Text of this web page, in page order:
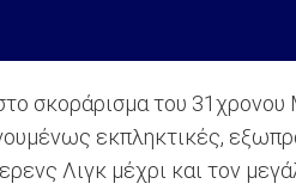
σκοράρισμα του
εκπληκτικές,
Λιγκ μέχρι και τον